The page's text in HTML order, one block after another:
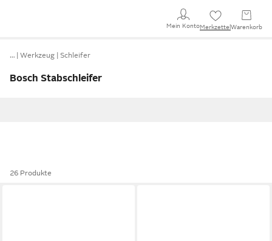
Mein KontoMerkzettel Warenkorb
… Werkzeug Schleifer
Bosch Stabschleifer
26 Produkte